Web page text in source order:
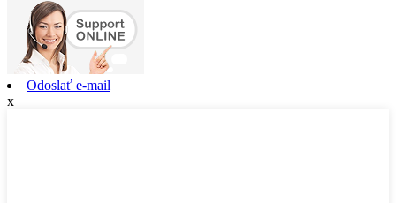
Odoslať e-mail
x